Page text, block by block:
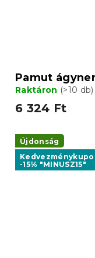
Pamut
Raktáron (>10 db)
6 324 Ft
Újdonság
-15% "MINUSZ15"